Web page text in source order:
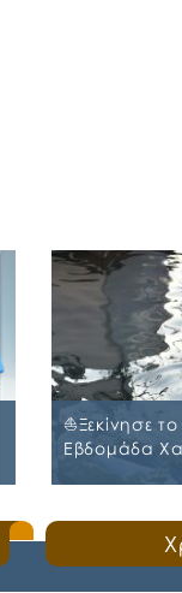
⛵️Ξεκίνησε
Εβδομάδα
📣Για 3η
Ναυτική